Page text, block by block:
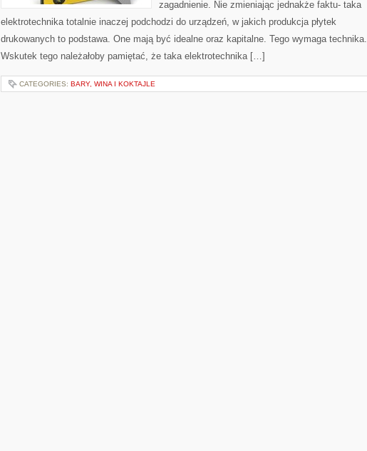
zagadnienie. Nie zmieniając jednakże faktu- taka
elektrotechnika totalnie inaczej podchodzi do urządzeń, w jakich produkcja płytek
drukowanych to podstawa. One mają być idealne oraz kapitalne. Tego wymaga technika.
Wskutek tego należałoby pamiętać, że taka elektrotechnika […]
CATEGORIES: BARY, WINA I KOKTAJLE